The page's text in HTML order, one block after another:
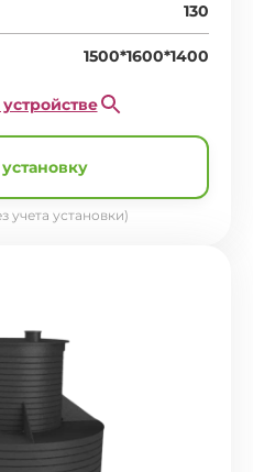
130
1500*1600*1400
учета установки)